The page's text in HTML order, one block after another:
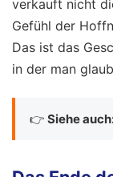
verkauft nicht
Gefühl der
Das ist das
in der man
👉 Siehe